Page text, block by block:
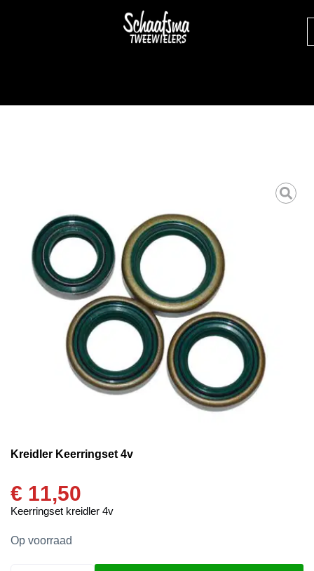
Kreidler Keerringset 4v
€ 11,50
Keerringset kreidler 4v
Op voorraad